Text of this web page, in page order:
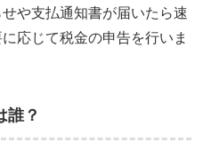
や支払通知書が届いたら速
応じて税金の申告を行いま
誰？